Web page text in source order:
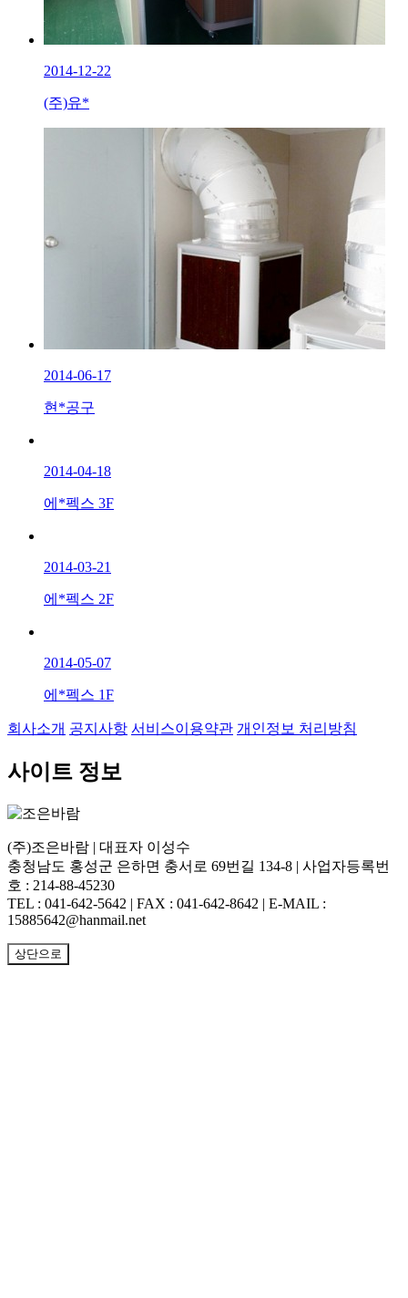
2014-12-22
(주)유*
2014-06-17
현*공구
2014-04-18
에*펙스 3F
2014-03-21
에*펙스 2F
2014-05-07
에*펙스 1F
회사소개 공지사항 서비스이용약관 개인정보 처리방침
사이트 정보
(주)조은바람 | 대표자 이성수
충청남도 홍성군 은하면 충서로 69번길 134-8 | 사업자등록번
호 : 214-88-45230
TEL : 041-642-5642 | FAX : 041-642-8642 | E-MAIL :
15885642@hanmail.net
상단으로